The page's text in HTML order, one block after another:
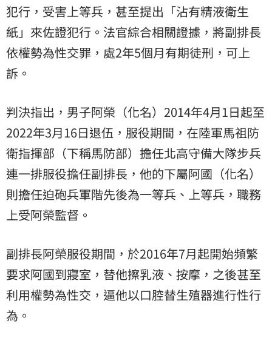
犯行，受害上等兵，甚至提出「沾有精液衛生
紙」來佐證犯行。法官綜合相關證據，將副排長
依權勢為性交罪，處2年5個月有期徒刑，可上
訴。
判決指出，男子阿榮（化名）2014年4月1日起至
2022年3月16日退伍，服役期間，在陸軍馬祖防
衛指揮部（下稱馬防部）擔任北高守備大隊步兵
連一排服役擔任副排長，他的下屬阿國（化名）
則擔任迫砲兵軍階先後為一等兵、上等兵，職務
上受阿榮監督。
副排長阿榮服役期間，於2016年7月起開始頻繁
要求阿國到寢室，替他擦乳液、按摩，之後甚至
利用權勢為性交，逼他以口腔替生殖器進行性行
為。